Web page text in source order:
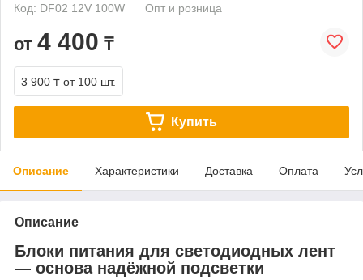
Код: DF02 12V 100W
Опт и розница
от 4 400 ₸
3 900 ₸ от 100 шт.
Купить
Описание Характеристики Доставка Оплата
Описание
Блоки питания для светодиодных лент
— основа надёжной подсветки